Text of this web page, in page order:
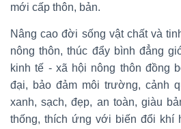
mới cấp thôn, bản.
Nâng cao đời sống vật chất và
nông thôn, thúc đẩy bình đẳng
kinh tế - xã hội nông thôn đồng
đại, bảo đảm môi trường, cảnh
xanh, sạch, đẹp, an toàn, giàu
thống, thích ứng với biến đổi khí